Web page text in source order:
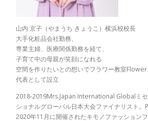
山内 京子（やまうち きょうこ）横浜校校長
大手化粧品会社勤務、
専業主婦、医療関係勤務を経て、
子育て中の母親が笑顔になれる
空間を作りたいとの想いでフラワー教室
代表として設立
2018-2019Mrs.Japan International Globalミ
ショナルグローバル日本大会ファイナリスト。
2020年11月に開催されたキモノファッション